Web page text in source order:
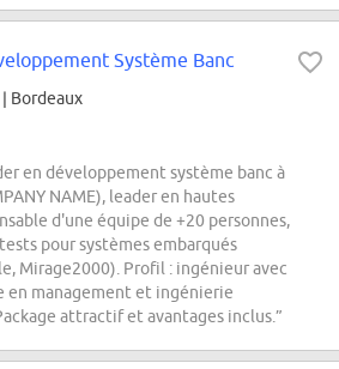
Système Banc
| Bordeaux
en développement système banc à
NAME), leader en hautes
d'une équipe de +20 personnes,
pour systèmes embarqués
Mirage2000). Profil : ingénieur avec
en management et ingénierie
attractif et avantages inclus.”